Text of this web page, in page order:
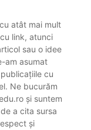
atât mai mult
link, atunci
sau o idee
am asumat
cu
Ne bucurăm
și suntem
a cita sursa
și